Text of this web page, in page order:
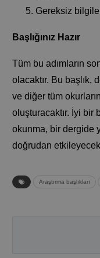
Gereksiz
Başlığınız Hazır
Tüm bu adımların
olacaktır. Bu başlık,
ve diğer tüm
oluşturacaktır. İyi bir
okunma, bir dergide
doğrudan
Araştırma başlıkları